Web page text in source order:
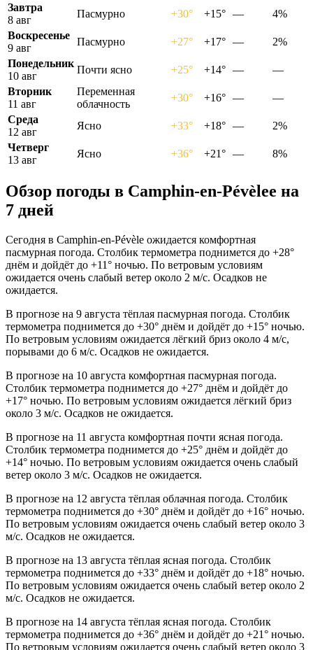
Завтра
8 авг
Пасмурно +30° +15° —
4%
Воскресенье
9 авг
Пасмурно +27° +17° —
2%
Понедельник
10 авг
Почти ясно +25° +14° —
—
Вторник
11 авг
Переменная
облачность
+30° +16° —
—
Среда
12 авг
Ясно +33° +18° —
2%
Четверг
13 авг
Ясно +36° +21° — 8%
Обзор погоды в Camphin-en-Pévèleе на
7 дней
Сегодня в Camphin-en-Pévèle ожидается комфортная
пасмурная погода. Столбик термометра поднимется до +28°
днём и дойдёт до +11° ночью. По ветровым условиям
ожидается очень слабый ветер около 2 м/с. Осадков не
ожидается.
В прогнозе на 9 августа тёплая пасмурная погода. Столбик
термометра поднимется до +30° днём и дойдёт до +15° ночью.
По ветровым условиям ожидается лёгкий бриз около 4 м/с,
порывами до 6 м/с. Осадков не ожидается.
В прогнозе на 10 августа комфортная пасмурная погода.
Столбик термометра поднимется до +27° днём и дойдёт до
+17° ночью. По ветровым условиям ожидается лёгкий бриз
около 3 м/с. Осадков не ожидается.
В прогнозе на 11 августа комфортная почти ясная погода.
Столбик термометра поднимется до +25° днём и дойдёт до
+14° ночью. По ветровым условиям ожидается очень слабый
ветер около 3 м/с. Осадков не ожидается.
В прогнозе на 12 августа тёплая облачная погода. Столбик
термометра поднимется до +30° днём и дойдёт до +16° ночью.
По ветровым условиям ожидается очень слабый ветер около 3
м/с. Осадков не ожидается.
В прогнозе на 13 августа тёплая ясная погода. Столбик
термометра поднимется до +33° днём и дойдёт до +18° ночью.
По ветровым условиям ожидается очень слабый ветер около 2
м/с. Осадков не ожидается.
В прогнозе на 14 августа тёплая ясная погода. Столбик
термометра поднимется до +36° днём и дойдёт до +21° ночью.
По ветровым условиям ожидается очень слабый ветер около 3